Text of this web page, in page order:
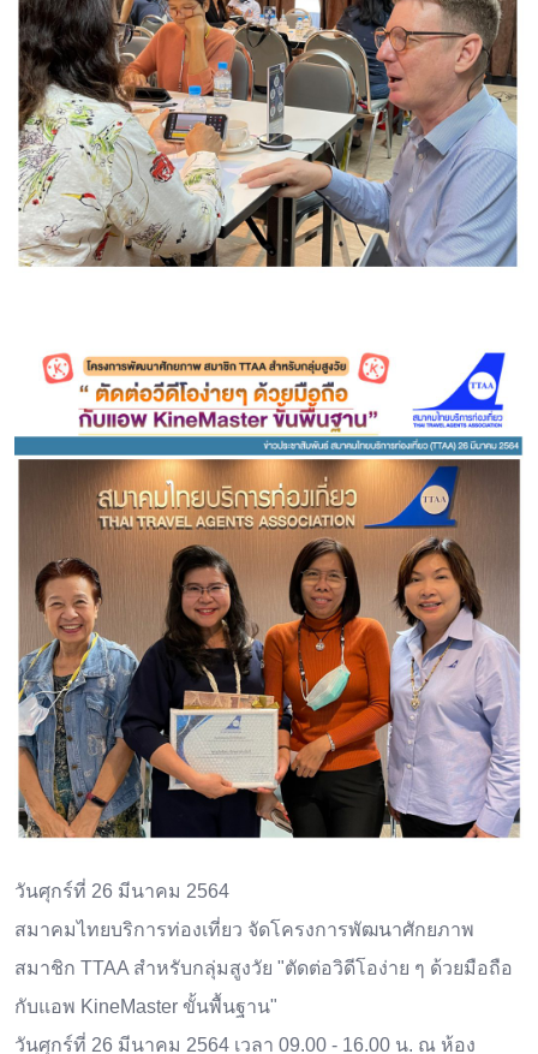
วันศุกร์ที่ 26 มีนาคม 2564
สมาคมไทยบริการท่องเที่ยว จัดโครงการพัฒนาศักยภาพ
สมาชิก TTAA สำหรับกลุ่มสูงวัย "ตัดต่อวิดีโอง่าย ๆ ด้วยมือถือ
กับแอพ KineMaster ขั้นพื้นฐาน"
วันศุกร์ที่ 26 มีนาคม 2564 เวลา 09.00 - 16.00 น. ณ ห้อง